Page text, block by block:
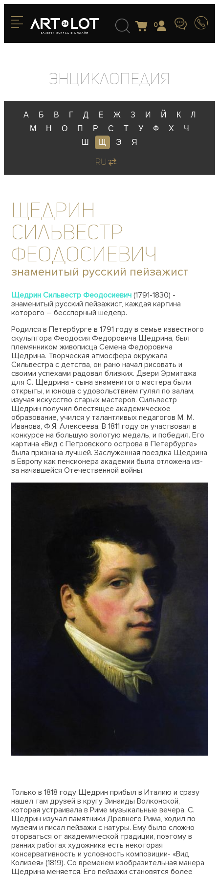
0
Энциклопедия
А Б В Г Д Е Ж З И Й К
Л
М
Н О П Р С Т У Ф Х
Ч
Ш
Щ Э Я
RU
Щедрин
Сильвестр
Феодосиевич
знаменитый русский пейзажист
Щедрин Сильвестр Феодосиевич (1791-1830) -
знаменитый русский пейзажист, каждая картина
которого – бесспорный шедевр.
Родился в Петербурге в 1791 году в семье известного
скульптора Феодосия Федоровича Щедрина, был
племянником живописца Семена Федоровича
Щедрина. Творческая атмосфера окружала
Сильвестра с детства, он рано начал рисовать и
своими успехами радовал близких. Двери Эрмитажа
для С. Щедрина - сына знаменитого мастера были
открыты, и юноша с удовольствием гулял по залам,
изучая искусство старых мастеров. Сильвестр
Щедрин получил блестящее академическое
образование, учился у талантливых педагогов М. М.
Иванова, Ф.Я. Алексеева. В 1811 году он участвовал в
конкурсе на большую золотую медаль, и победил. Его
картина «Вид с Петровского острова в Петербурге»
была признана лучшей. Заслуженная поездка Щедрина
в Европу как пенсионера академии была отложена из-
за начавшейся Отечественной войны.
Только в 1818 году Щедрин прибыл в Италию и сразу
нашел там друзей в кругу Зинаиды Волконской,
которая устраивала в Риме музыкальные вечера. С.
Щедрин изучал памятники Древнего Рима, ходил по
музеям и писал пейзажи с натуры. Ему было сложно
оторваться от академической традиции, поэтому в
ранних работах художника есть некоторая
консервативность и условность композиции- «Вид
Колизея» (1819). Со временем изобразительная манера
Щедрина меняется. Его пейзажи становятся более